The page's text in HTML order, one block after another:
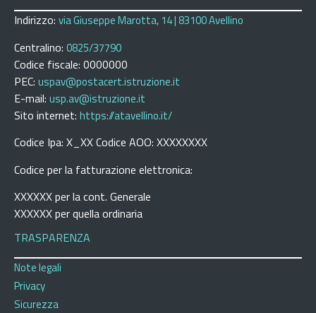
Indirizzo: via Giuseppe Marotta, 14 | 83100 Avellino
Centralino: 0825/37790
Codice fiscale: 0000000
PEC: uspav@postacert.istruzione.it
E-mail: usp.av@istruzione.it
Sito internet: https://atavellino.it/
Codice Ipa: X_XX Codice AOO: XXXXXXXX
Codice per la fatturazione elettronica:
XXXXXX per la cont. Generale
XXXXXX per quella ordinaria
TRASPARENZA
Note legali
Privacy
Sicurezza